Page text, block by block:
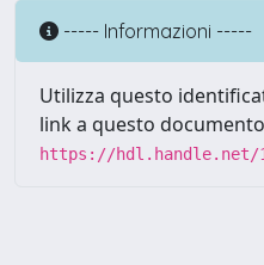
----- Informazioni -----
Utilizza questo
link a questo
https://hdl.handle.net/